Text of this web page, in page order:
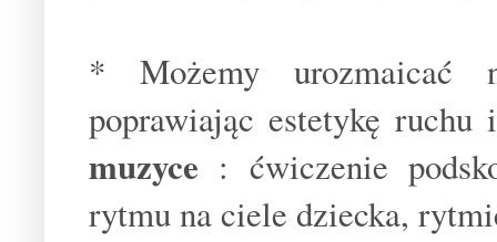
* Możemy urozmaicać
poprawiając estetykę
muzyce : ćwiczenie
rytmu na ciele dziecka,